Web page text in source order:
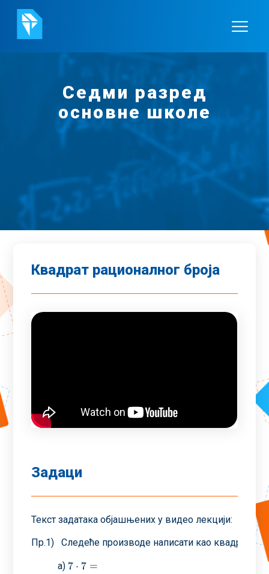
Седми разред
основне школе
Квадрат рационалног броја
Задаци
Текст задатака објашњених у видео лекцији:
Пр.1) Следеће производе написати као квадрате
а) 7 ⋅ 7 =
7 ⋅7=